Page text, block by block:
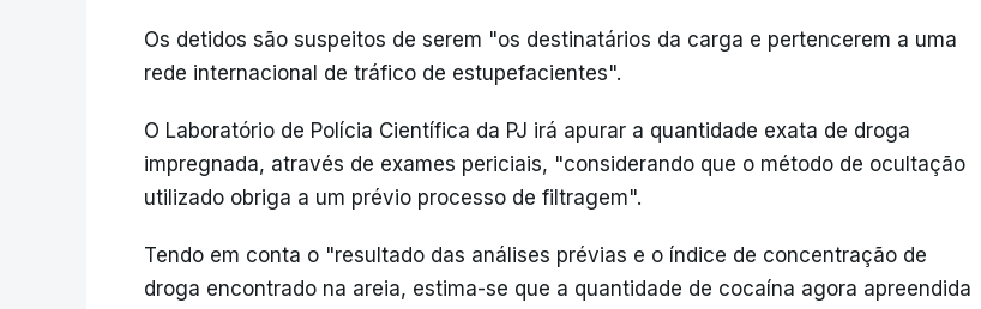
Os detidos são suspeitos de serem "os destinatários da carga e pertencerem a uma
rede internacional de tráfico de estupefacientes".
O Laboratório de Polícia Científica da PJ irá apurar a quantidade exata de droga
impregnada, através de exames periciais, "considerando que o método de ocultação
utilizado obriga a um prévio processo de filtragem".
Tendo em conta o "resultado das análises prévias e o índice de concentração de
droga encontrado na areia, estima-se que a quantidade de cocaína agora apreendida